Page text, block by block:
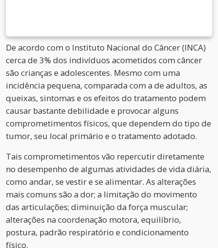
De acordo com o Instituto Nacional do Câncer (INCA)
cerca de 3% dos indivíduos acometidos com câncer
são crianças e adolescentes. Mesmo com uma
incidência pequena, comparada com a de adultos, as
queixas, sintomas e os efeitos do tratamento podem
causar bastante debilidade e provocar alguns
comprometimentos físicos, que dependem do tipo de
tumor, seu local primário e o tratamento adotado.
Tais comprometimentos vão repercutir diretamente
no desempenho de algumas atividades de vida diária,
como andar, se vestir e se alimentar. As alterações
mais comuns são a dor; a limitação do movimento
das articulações; diminuição da força muscular;
alterações na coordenação motora, equilíbrio,
postura, padrão respiratório e condicionamento
físico.